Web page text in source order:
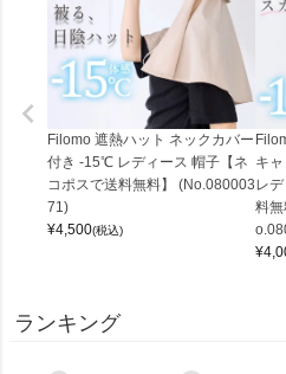
Filomo 遮熱ハット ネックカバー
付き -15℃ レディース 帽子【ネ
コポスで送料無料】 (No.080003
71)
¥4,500(税込)
キ
レ
料
¥
ランキング